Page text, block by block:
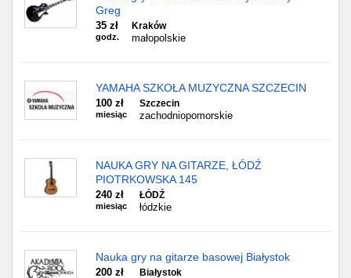
Greg
35 zł
godz.
Kraków
małopolskie
YAMAHA SZKOŁA MUZYCZNA SZCZECIN
100 zł
miesiąc
Szczecin
zachodniopomorskie
NAUKA GRY NA GITARZE, ŁÓDŹ
PIOTRKOWSKA 145
240 zł
miesiąc
ŁÓDŹ
łódzkie
Nauka gry na gitarze basowej Białystok
200 zł Białystok